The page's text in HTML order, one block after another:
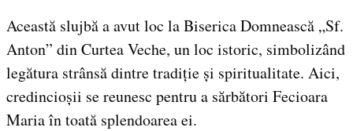
Această slujbă a avut loc la Biserica Domnească „Sf.
Anton” din Curtea Veche, un loc istoric, simbolizând
legătura strânsă dintre tradiție și spiritualitate. Aici,
credincioșii se reunesc pentru a sărbători Fecioara
Maria în toată splendoarea ei.